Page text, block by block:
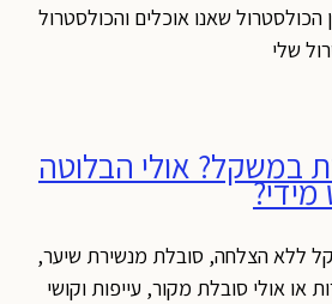
שאנו אוכלים והכולסטרול
שלי
במשקל? אולי הבלוטה
ללא הצלחה, סובלת מנשירת שיער,
או אולי סובלת מקור, עייפות וקושי